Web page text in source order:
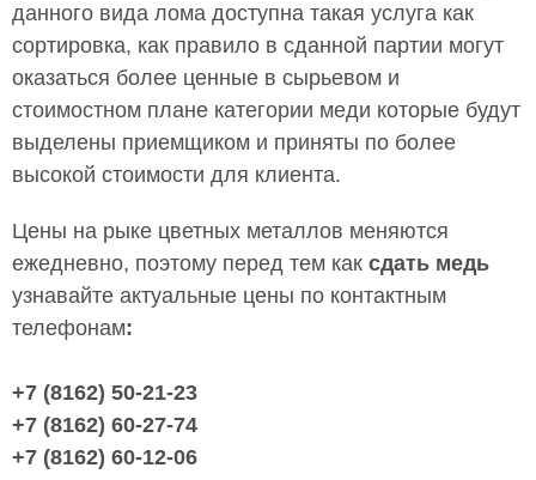
данного вида лома доступна такая услуга как
сортировка, как правило в сданной партии могут
оказаться более ценные в сырьевом и
стоимостном плане категории меди которые будут
выделены приемщиком и приняты по более
высокой стоимости для клиента.
Цены на рыке цветных металлов меняются
ежедневно, поэтому перед тем как сдать медь
узнавайте актуальные цены по контактным
телефонам:
+7 (8162) 50-21-23
+7 (8162) 60-27-74
+7 (8162) 60-12-06